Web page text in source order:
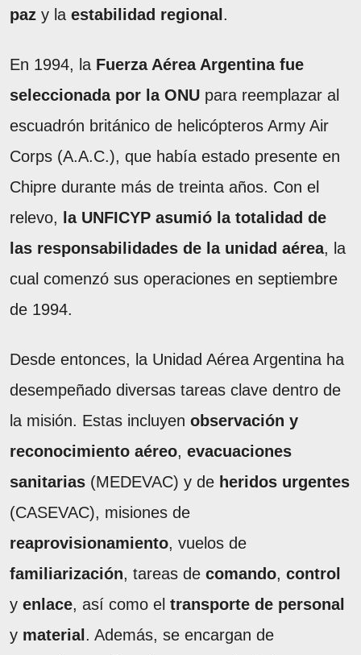
paz y la estabilidad regional .
En 1994, la Fuerza Aérea Argentina fue
seleccionada por la ONU para reemplazar al
escuadrón británico de helicópteros Army Air
Corps (A.A.C.), que había estado presente en
Chipre durante más de treinta años. Con el
relevo,
la UNFICYP asumió la totalidad de
las responsabilidades de la unidad aérea, la
cual comenzó sus operaciones en septiembre
de 1994.
Desde entonces, la Unidad Aérea Argentina ha
desempeñado diversas tareas clave dentro de
la misión. Estas incluyen observación y
reconocimiento aéreo, evacuaciones
sanitarias (MEDEVAC) y de heridos urgentes
(CASEVAC), misiones de
reaprovisionamiento, vuelos de
familiarización, tareas de comando, control
y enlace, así como el transporte de personal
y material . Además, se encargan de